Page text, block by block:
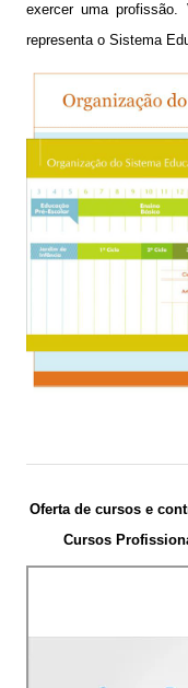
exercer uma
representa o Sistema
Oferta de cursos e
Cursos